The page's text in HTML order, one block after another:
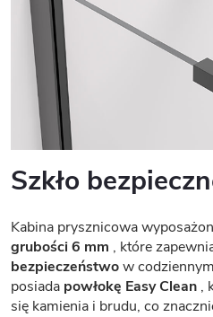
Szkło
Kabina prysznicowa
grubości 6 mm , które
bezpieczeństwow
posiada powłokę Easy Clean ,
się kamienia i brudu, co